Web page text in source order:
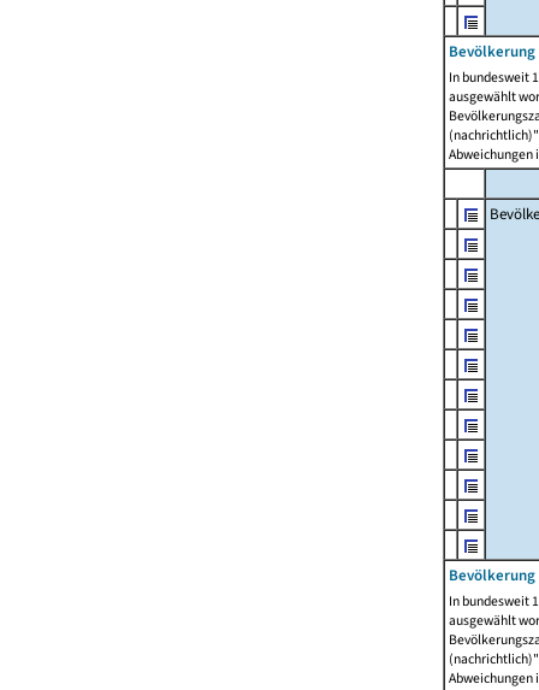
In bundesweit
ausgewählt
Abweichungen
In bundesweit
ausgewählt
Abweichungen